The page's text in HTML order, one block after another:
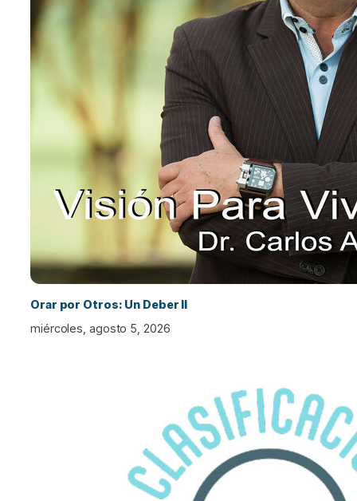
Orar por Otros: Un Deber II
miércoles, agosto 5, 2026